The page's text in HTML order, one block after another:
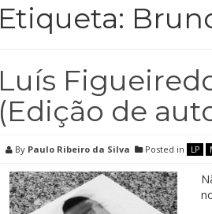
Etiqueta:
Luís
(Edição de
By Paulo Ribeiro da Silva Posted in LP